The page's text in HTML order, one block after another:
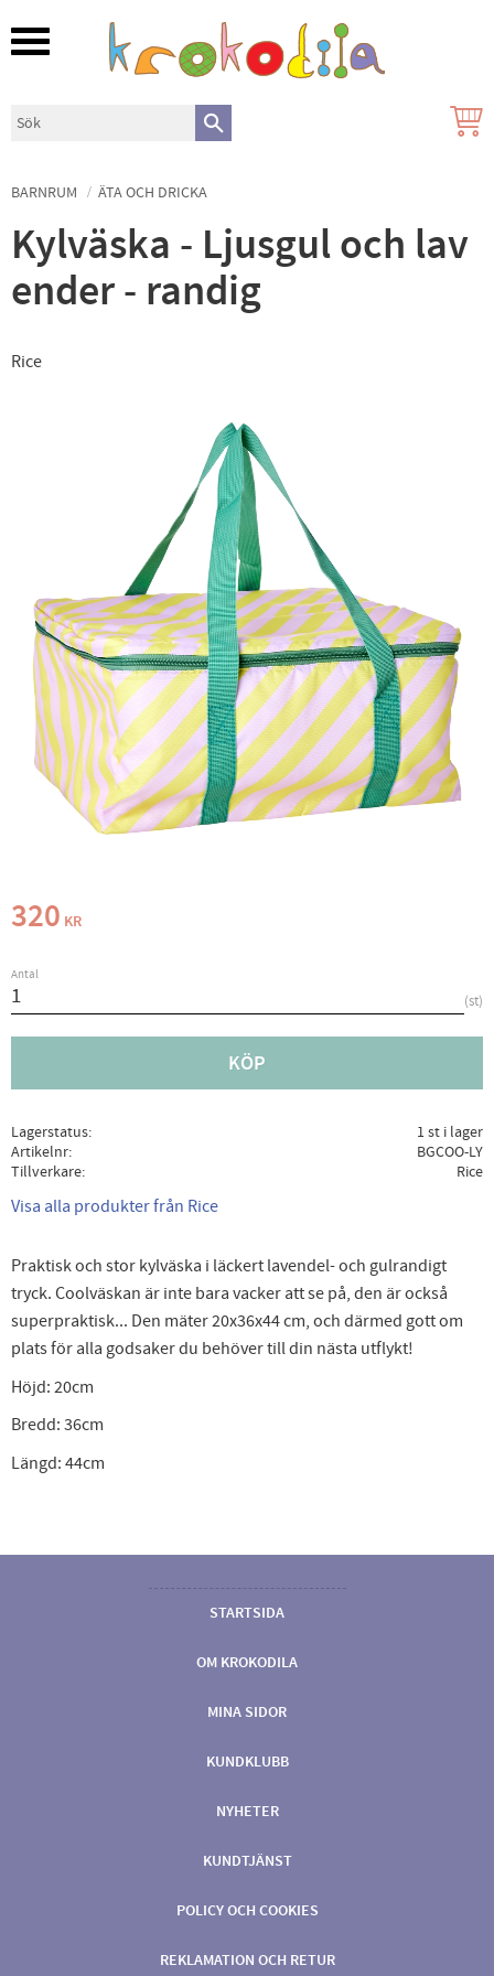
Meny
BARNRUM ÄTA OCH DRICKA
Kylväska - Ljusgul och lav
ender - randig
Rice
320 KR
Antal
st
KÖP
Lagerstatus
1 st i lager
Artikelnr
BGCOO-LY
Tillverkare
Rice
Visa alla produkter från Rice
Praktisk och stor kylväska i läckert lavendel- och gulrandigt
tryck. Coolväskan är inte bara vacker att se på, den är också
superpraktisk... Den mäter 20x36x44 cm, och därmed gott om
plats för alla godsaker du behöver till din nästa utflykt!
Höjd: 20cm
Bredd: 36cm
Längd: 44cm
STARTSIDA
OM KROKODILA
MINA SIDOR
KUNDKLUBB
NYHETER
KUNDTJÄNST
POLICY OCH COOKIES
REKLAMATION OCH RETUR